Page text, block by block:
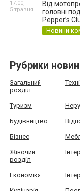
Від
головні
Pepper’s
Новини
17:00,
5 травня
Рубрики новин
Загальний
розділ
Туризм
Будівництво
Бізнес
Жіночий
розділ
Економіка